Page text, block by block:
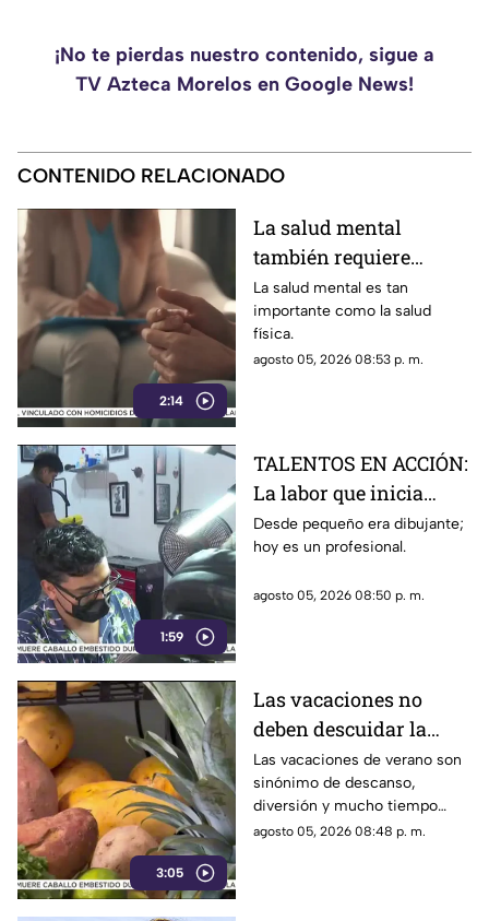
¡No te pierdas nuestro contenido, sigue a
TV Azteca Morelos en Google News!
CONTENIDO RELACIONADO
2:14
La salud mental
también requiere
atención
La salud mental es tan
importante como la salud
física.
agosto 05, 2026 08:53 p. m.
1:59
TALENTOS EN ACCIÓN:
La labor que inicia
desde la creatividad
Desde pequeño era dibujante;
hoy es un profesional.
agosto 05, 2026 08:50 p. m.
3:05
Las vacaciones no
deben descuidar la
alimentación infantil
Las vacaciones de verano son
sinónimo de descanso,
diversión y mucho tiempo
libre.
agosto 05, 2026 08:48 p. m.